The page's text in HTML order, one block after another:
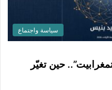
سياسة واجتماع
حين تغيّر